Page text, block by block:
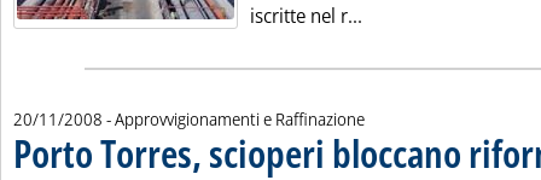
iscritte nel r...
20/11/2008 - Approvvigionamenti e Raffinazione
Porto Torres, scioperi bloccano